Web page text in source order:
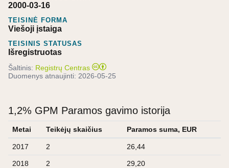
2000-03-16
TEISINĖ FORMA
Viešoji įstaiga
TEISINIS STATUSAS
Išregistruotas
Šaltinis: Registrų Centras
Duomenys atnaujinti: 2026-05-25
1,2% GPM Paramos gavimo istorija
Metai Teikėjų skaičius Paramos suma, EUR
2017 2 26,44
2018 2 29,20